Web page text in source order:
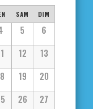
SAM DIM
5
6
12
13
19
20
26 27